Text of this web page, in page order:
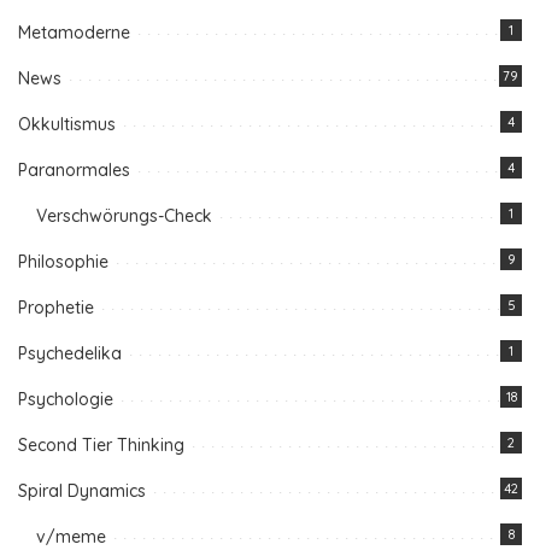
Metamoderne 1
News 79
Okkultismus 4
Paranormales 4
Verschwörungs-Check 1
Philosophie 9
Prophetie 5
Psychedelika 1
Psychologie 18
Second Tier Thinking 2
Spiral Dynamics 42
v/meme 8